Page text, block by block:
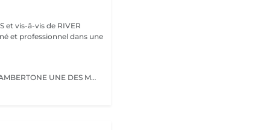
NOS EXTENTION SONT DE MARQUE GIAMBERTONE UNE DES MEILLEUR SUR LE MARCHE.100% CHEVEUX NATUREL.Nous proposont aussi des extentions de marque Hairdreams qui ce colle.